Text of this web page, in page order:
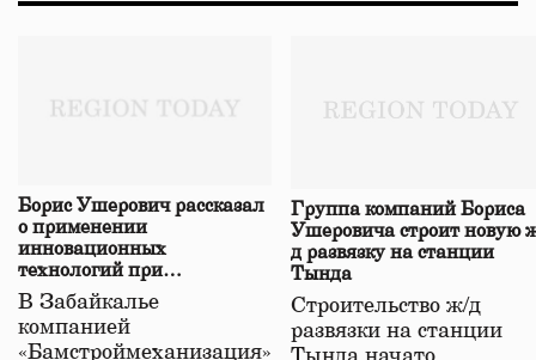
Борис Ушерович рассказал
о применении
инновационных
технологий при
строительстве нового моста
в Забайкалье
В Забайкалье
компанией
«Бамстроймеханизация»
Группа компаний Бориса
Ушеровича строит новую
д развязку на станции
Тында
Строительство ж/д
развязки на станции